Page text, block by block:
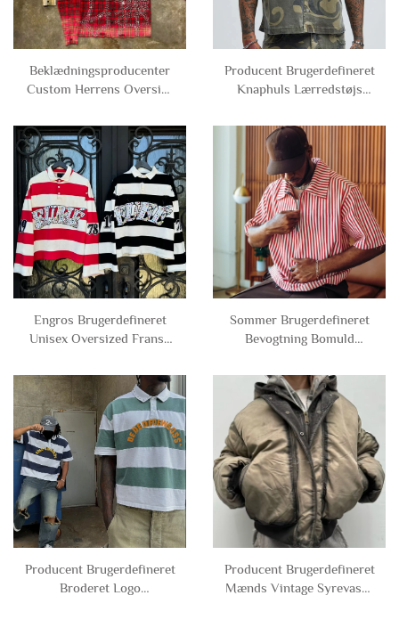
Beklædningsproducenter
Custom Herrens Oversize
Flanell Lange Fuldærmet
Strassskjorter Mand
Producent Brugerdefineret
Knaphuls Lærredstøjs
Camo Boxy Skjorter til
Mænd
Engros Brugerdefineret
Unisex Oversized Fransk
Rhinestonesstripe
Kroppede Langærmet Polo
T-shirts til Mænd
Sommer Brugerdefineret
Bevogtning Bomuld
Stripeskrive lynlås Polo T-
shirt til Mænd
Producent Brugerdefineret
Broderet Logo
Producent Brugerdefineret
Mænds Vintage Syrevaske